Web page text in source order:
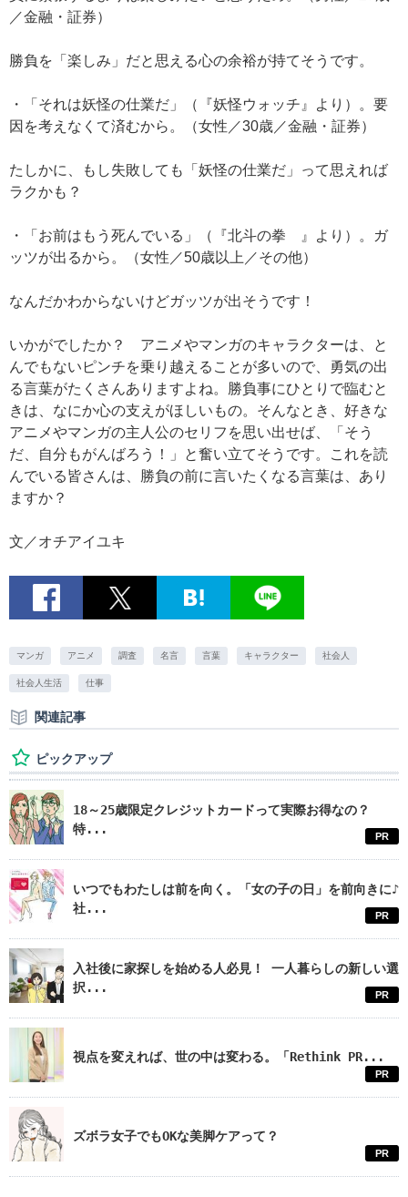
／金融・証券）
勝負を「楽しみ」だと思える心の余裕が持てそうです。
・「それは妖怪の仕業だ」（『妖怪ウォッチ』より）。要
因を考えなくて済むから。（女性／30歳／金融・証券）
たしかに、もし失敗しても「妖怪の仕業だ」って思えれば
ラクかも？
・「お前はもう死んでいる」（『北斗の拳 』より）。ガ
ッツが出るから。（女性／50歳以上／その他）
なんだかわからないけどガッツが出そうです！
いかがでしたか？ アニメやマンガのキャラクターは、と
んでもないピンチを乗り越えることが多いので、勇気の出
る言葉がたくさんありますよね。勝負事にひとりで臨むと
きは、なにか心の支えがほしいもの。そんなとき、好きな
アニメやマンガの主人公のセリフを思い出せば、「そう
だ、自分もがんばろう！」と奮い立てそうです。これを読
んでいる皆さんは、勝負の前に言いたくなる言葉は、あり
ますか？
文／オチアイユキ
マンガ アニメ 調査 名言 言葉 キャラクター 社会人
社会人生活 仕事
関連記事
ピックアップ
18～25歳限定クレジットカードって実際お得なの？
特...
PR
いつでもわたしは前を向く。「女の子の日」を前向きに♪
社...
PR
入社後に家探しを始める人必見！ 一人暮らしの新しい選
択...
PR
視点を変えれば、世の中は変わる。「Rethink PR...
PR
ズボラ女子でもOKな美脚ケアって？
PR